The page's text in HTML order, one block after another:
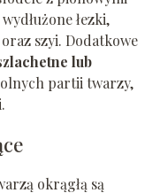
łezki,
szyi. Dodatkowe
lub
partii twarzy,
okrągłą są